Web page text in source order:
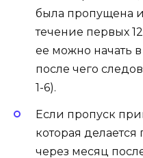
была пропущена
течение первых
ее можно начать
после чего
1-6).
Если пропуск
которая
через месяц